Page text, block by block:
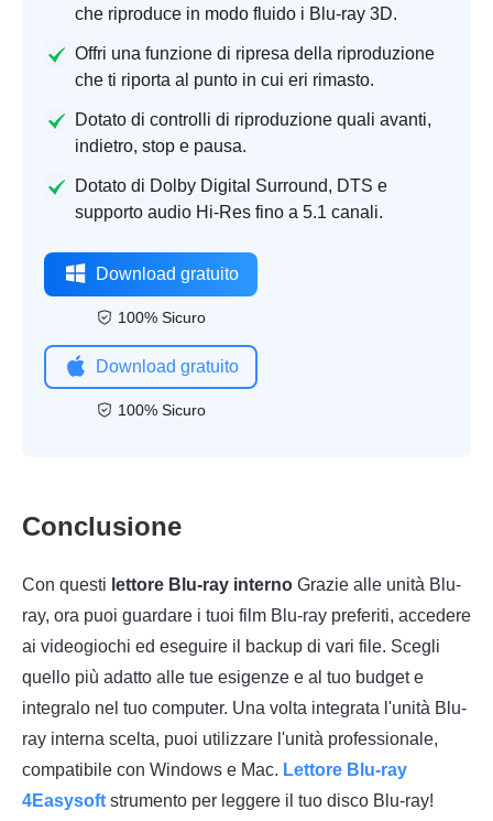
che riproduce in modo fluido i Blu-ray 3D.
Offri una funzione di ripresa della riproduzione
che ti riporta al punto in cui eri rimasto.
Dotato di controlli di riproduzione quali avanti,
indietro, stop e pausa.
Dotato di Dolby Digital Surround, DTS e
supporto audio Hi-Res fino a 5.1 canali.
Download gratuito
100% Sicuro
Download gratuito
100% Sicuro
Conclusione
Con questi lettore Blu-ray interno Grazie alle unità Blu-
ray, ora puoi guardare i tuoi film Blu-ray preferiti, accedere
ai videogiochi ed eseguire il backup di vari file. Scegli
quello più adatto alle tue esigenze e al tuo budget e
integralo nel tuo computer. Una volta integrata l'unità Blu-
ray interna scelta, puoi utilizzare l'unità professionale,
compatibile con Windows e Mac. Lettore Blu-ray
4Easysoft strumento per leggere il tuo disco Blu-ray!